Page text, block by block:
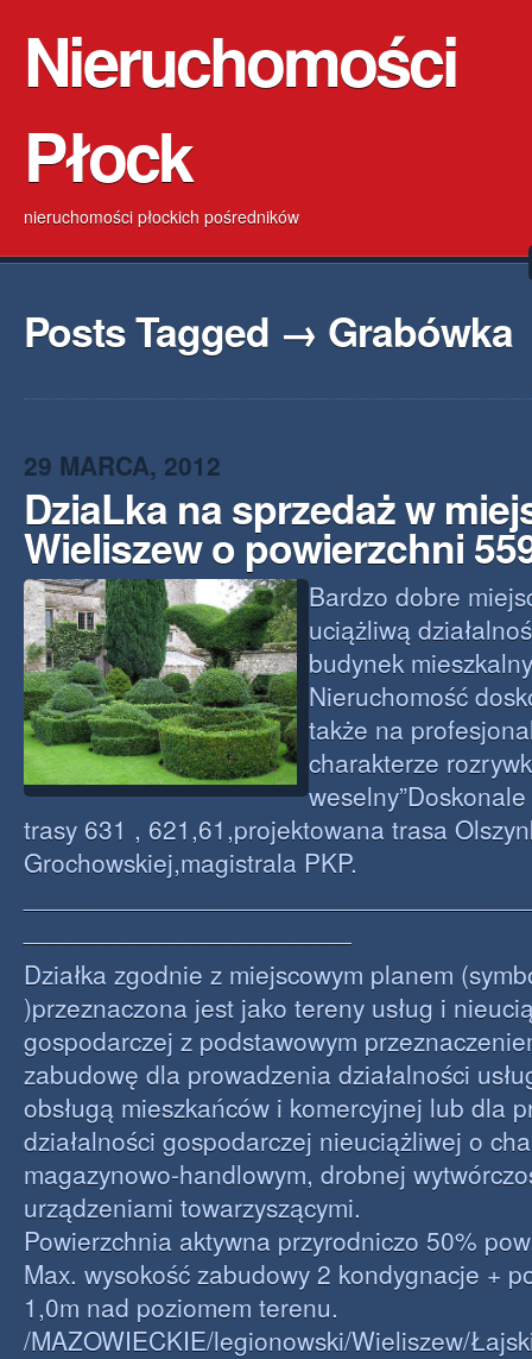
Nieruchomości
Płock
nieruchomości płockich pośredników
Posts Tagged → Grabówka
29 MARCA, 2012
DziaLka na sprzedaż w
Wieliszew o powierzchni
Bardzo dobre
uciążliwą
budynek
Nieruchomość
także na
charakterze
trasy 631 , 621,61,projektowana trasa
Grochowskiej,magistrala PKP.
Działka zgodnie z miejscowym planem
)przeznaczona jest jako tereny usług i
gospodarczej z podstawowym
zabudowę dla prowadzenia działalności
obsługą mieszkańców i komercyjnej lub dla
działalności gospodarczej nieuciążliwej o
magazynowo-handlowym, drobnej
urządzeniami towarzyszącymi.
Powierzchnia aktywna przyrodniczo 50%
Max. wysokość zabudowy 2 kondygnacje +
1,0m nad poziomem terenu.
/MAZOWIECKIE/legionowski/Wieliszew/